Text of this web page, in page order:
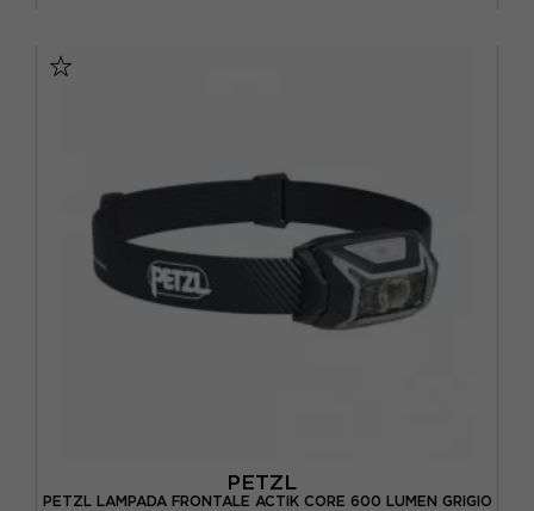
PETZL
PETZL LAMPADA FRONTALE ACTIK CORE 600 LUMEN GRIGIO